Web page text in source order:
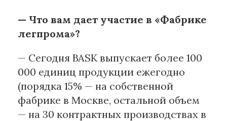
— Что вам дает участие в «Фабрике
легпрома»?
— Сегодня BASK выпускает более 100
000 единиц продукции ежегодно
(порядка 15% — на собственной
фабрике в Москве, остальной объем
— на 30 контрактных производствах в